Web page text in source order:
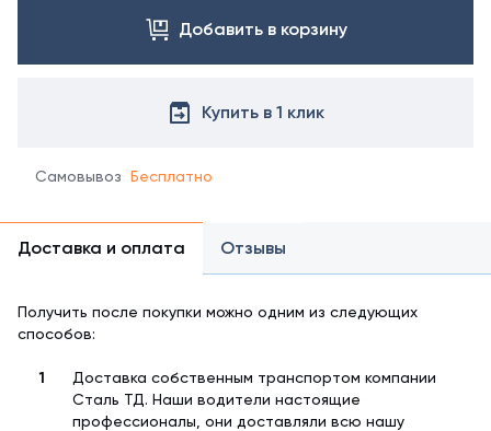
Добавить в корзину
Купить в 1 клик
Самовывоз Бесплатно
Доставка и оплата Отзывы
Получить после покупки можно одним из следующих
способов:
Доставка собственным транспортом компании
Сталь ТД. Наши водители настоящие
профессионалы, они доставляли всю нашу